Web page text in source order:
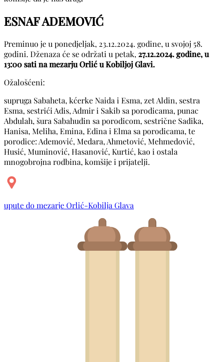
ESNAF ADEMOVIĆ
Preminuo je u ponedjeljak, 23.12.2024. godine, u svojoj 58.
godini. Dženaza će se održati u petak, 27.12.2024. godine, u
13:00 sati na mezarju Orlić u Kobiljoj Glavi.
Ožalošćeni:
supruga Sabaheta, kćerke Naida i Esma, zet Aldin, sestra
Esma, sestrići Adis, Admir i Sakib sa porodicama, punac
Abdulah, šura Sabahudin sa porodicom, sestrične Sadika,
Hanisa, Meliha, Emina, Edina i Elma sa porodicama, te
porodice: Ademović, Medara, Ahmetović, Mehmedović,
Husić, Muminović, Hasanović, Kurtić, kao i ostala
mnogobrojna rodbina, komšije i prijatelji.
upute do mezarje Orlić-Kobilja Glava